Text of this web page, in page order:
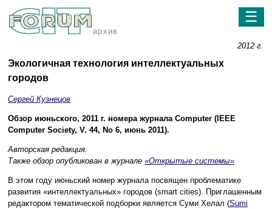
архив
☰
2012 г.
Экологичная технология интеллектуальных
городов
Сергей Кузнецов
Обзор июньского, 2011 г. номера журнала Computer (IEEE
Computer Society, V. 44, No 6, июнь 2011).
Авторская редакция.
Также обзор опубликован в журнале «Открытые системы»
В этом году июньский номер журнала посвящен проблематике
развития «интеллектуальных» городов (smart cities). Приглашенным
редактором тематической подборки является Суми Хелал (Sumi